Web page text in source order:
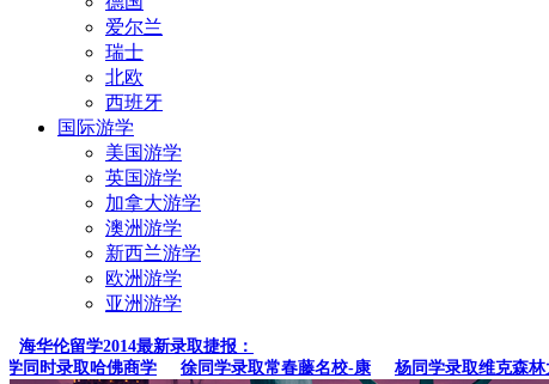
爱尔兰
瑞士
北欧
西班牙
国际游学
美国游学
英国游学
加拿大游学
澳洲游学
新西兰游学
欧洲游学
亚洲游学
海华伦留学2014最新录取捷报：
时录取哈佛商学
徐同学录取常春藤名校-康 杨同学录取维克森林大学